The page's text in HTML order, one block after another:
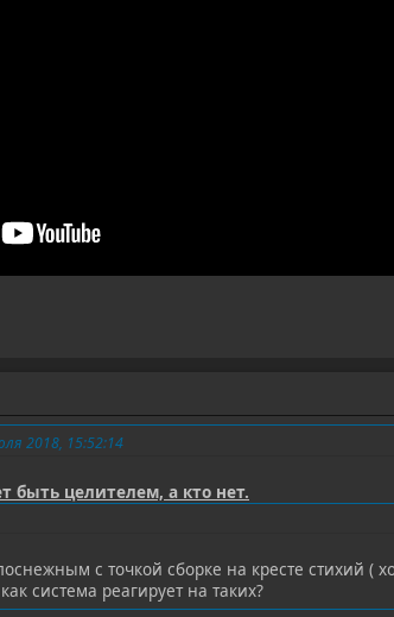
2018, 15:52:14
быть целителем, а кто нет.
с точкой сборке на кресте стихий (
система реагирует на таких?